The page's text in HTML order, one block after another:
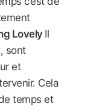
Lovely Il
sont
et
Cela
temps et